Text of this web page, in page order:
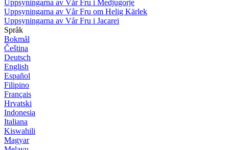
Uppsyningarna av Vår Fru i Medjugorje
Uppsyningarna av Vår Fru om Helig Kärlek
Uppsyningarna av Vår Fru i Jacarei
Språk
Bokmål
Čeština
Deutsch
English
Español
Filipino
Français
Hrvatski
Indonesia
Italiana
Kiswahili
Magyar